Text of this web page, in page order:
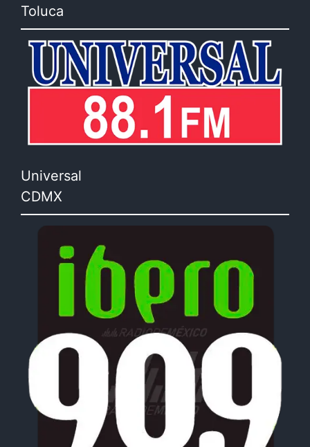
Toluca
Universal
CDMX